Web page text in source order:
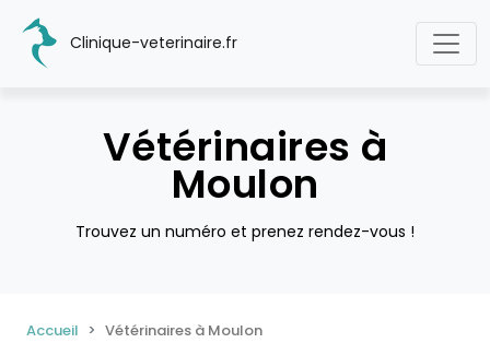
Clinique-veterinaire.fr
Vétérinaires à
Moulon
Trouvez un numéro et prenez rendez-vous !
Accueil Vétérinaires à Moulon